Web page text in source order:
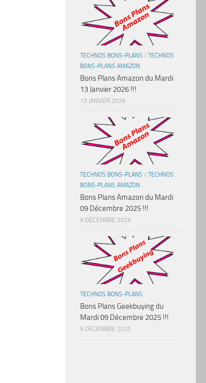
TECHNOS BONS-PLANS / TECHNOS
BONS-PLANS AMAZON
Bons Plans Amazon du Mardi
13 Janvier 2026 !!!
13 JANVIER 2026
TECHNOS BONS-PLANS / TECHNOS
BONS-PLANS AMAZON
Bons Plans Amazon du Mardi
09 Décembre 2025 !!!
9 DÉCEMBRE 2025
TECHNOS BONS-PLANS
Bons Plans Geekbuying du
Mardi 09 Décembre 2025 !!!
9 DÉCEMBRE 2025